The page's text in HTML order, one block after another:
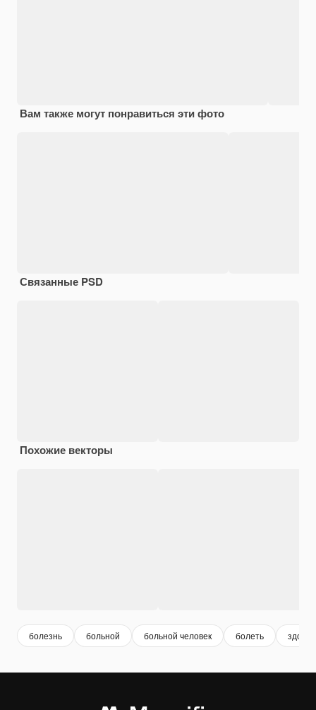
Вам также могут понравиться эти фото
Связанные PSD
Похожие векторы
болезнь больной больной человек болеть